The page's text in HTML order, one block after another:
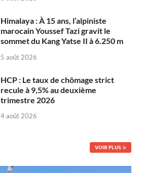
Himalaya : À 15 ans, l’alpiniste
marocain Youssef Tazi gravit le
sommet du Kang Yatse II à 6.250 m
5 août 2026
HCP : Le taux de chômage strict
recule à 9,5% au deuxième
trimestre 2026
4 août 2026
VOIR PLUS